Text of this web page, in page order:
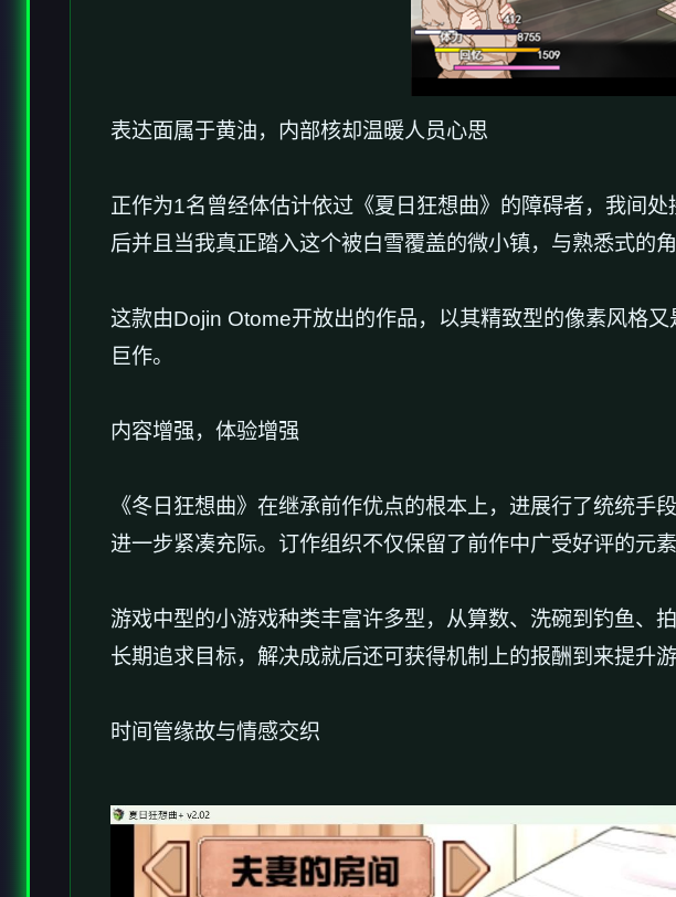
表达面属于黄油，内部核却温暖人员心思
正作为1名曾经体估计依过《夏日狂想曲》的障碍者，我间
后并且当我真正踏入这个被白雪覆盖的微小镇，与熟悉式的
这款由Dojin Otome开放出的作品，以其精致型的像素风格
巨作。
内容增强，体验增强
《冬日狂想曲》在继承前作优点的根本上，进展行了统统
进一步紧凑充际。订作组织不仅保留了前作中广受好评的元
游戏中型的小游戏种类丰富许多型，从算数、洗碗到钓鱼、
长期追求目标，解决成就后还可获得机制上的报酬到来提升游
时间管缘故与情感交织